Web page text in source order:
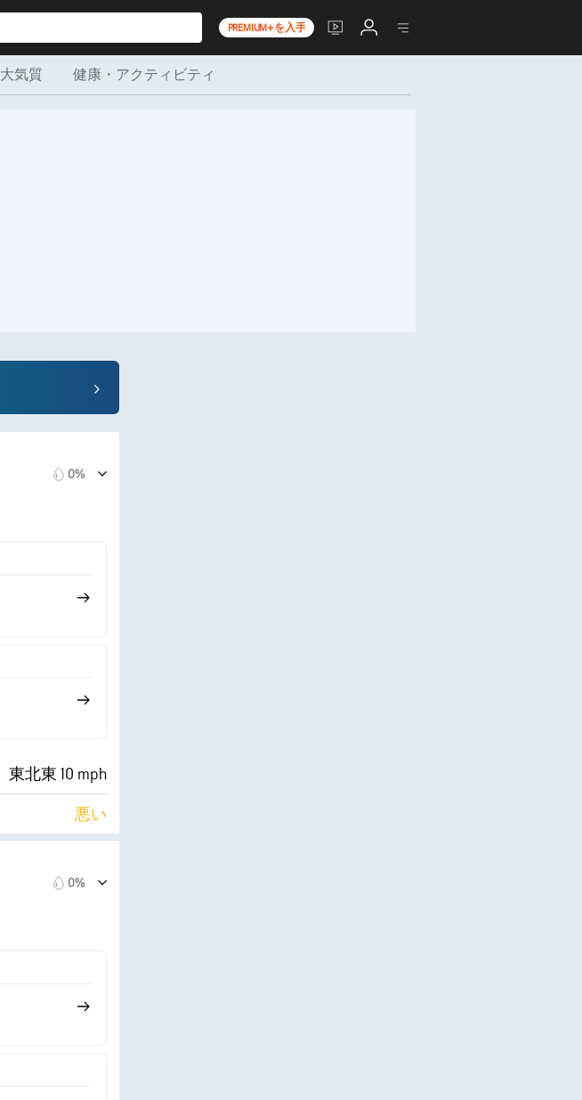
PREMIUM+を入手
大気質 健康・アクティビティ
0%
東北東 10 mph
悪い
9 (非常に明る
0%